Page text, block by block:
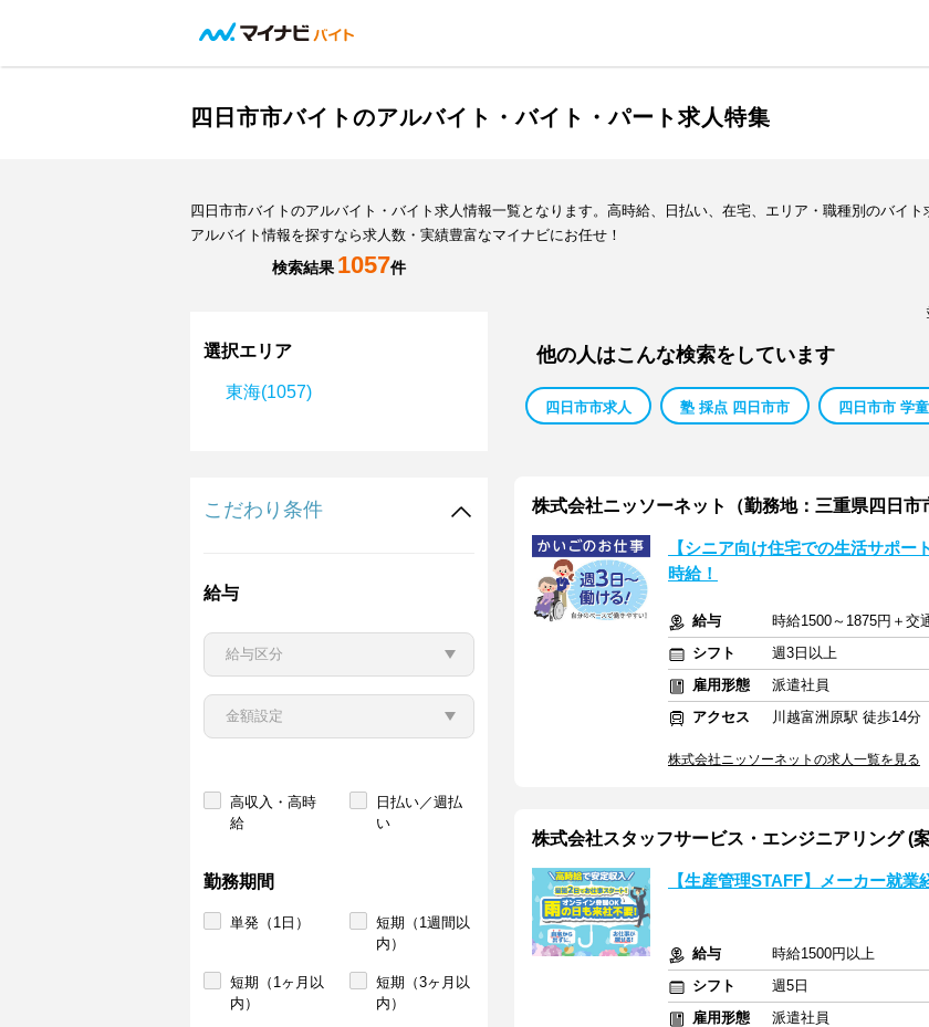
四日市市バイトのアルバイト・バイト・パート求人特集
四日市市バイトのアルバイト・バイト求人情報一覧となります。高時給、日払い、在宅、エリア・職種別のバイ
アルバイト情報を探すなら求人数・実績豊富なマイナビにお任せ！
検索結果 1057件
選択エリア
東海(1057)
こだわり条件
給与
高収入・高時
給
日払い／週払
い
勤務期間
単発（1日）
短期（1週間以
内）
短期（1ヶ月以
内）
短期（3ヶ月以
内）
他の人はこんな検索をしています
四日市市求人 塾 採点 四日市市 四日市市 学
株式会社ニッソーネット（勤務地：三重県四日
【シニア向け住宅での生活サポ
時給！
給与
時給1500～1875円＋交
シフト
週3日以上
雇用形態
派遣社員
アクセス
川越富洲原駅 徒歩14分
株式会社ニッソーネットの求人一覧を見る
株式会社スタッフサービス・エンジニアリング (
【生産管理STAFF】メーカー就
給与
時給1500円以上
シフト
週5日
雇用形態
派遣社員